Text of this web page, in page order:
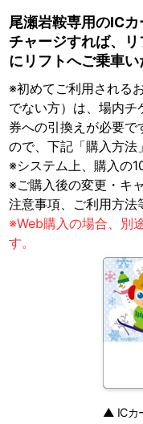
尾瀬岩鞍専用のIC
チャージすれば、
にリフトへご乗車い
※初めてご利用される
でない方）は、場内チ
券への引換えが必要で
ので、下記「購入方法
※システム上、購入の
※ご購入後の変更・キ
注意事項、ご利用方法
※Web購入の場合、別
す。
▲ ICカ